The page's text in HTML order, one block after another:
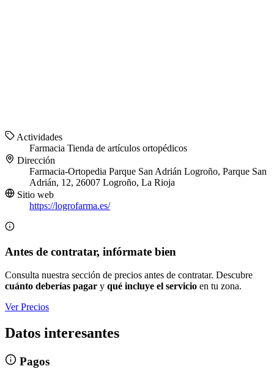
Actividades
Farmacia Tienda de artículos ortopédicos
Dirección
Farmacia-Ortopedia Parque San Adrián Logroño, Parque San
Adrián, 12, 26007 Logroño, La Rioja
Sitio web
https://logrofarma.es/
Antes de contratar, infórmate bien
Consulta nuestra sección de precios antes de contratar. Descubre
cuánto deberías pagar y qué incluye el servicio en tu zona.
Ver Precios
Datos interesantes
Pagos